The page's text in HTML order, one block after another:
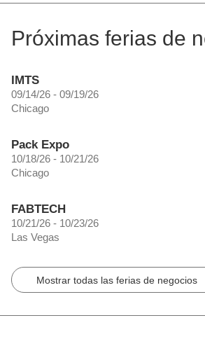
Próximas ferias de
IMTS
09/14/26 - 09/19/26
Chicago
Pack Expo
10/18/26 - 10/21/26
Chicago
FABTECH
10/21/26 - 10/23/26
Las Vegas
Mostrar todas las ferias de negocios